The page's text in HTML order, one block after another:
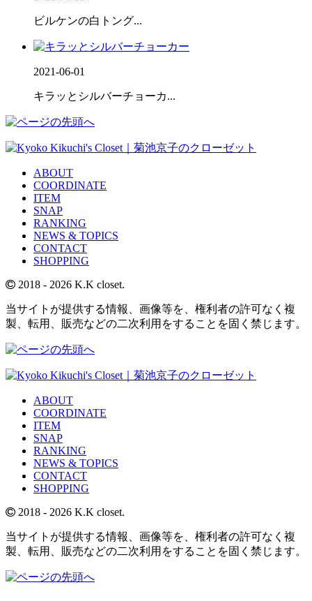
ビルケンの白トング...
2021-06-01
キラッとシルバーチョーカ...
ABOUT
COORDINATE
ITEM
SNAP
RANKING
NEWS & TOPICS
CONTACT
SHOPPING
2018 - 2026 K.K closet.
当サイトが提供する情報、画像等を、権利者の許可なく複
製、転用、販売などの二次利用をすることを固く禁じます。
ABOUT
COORDINATE
ITEM
SNAP
RANKING
NEWS & TOPICS
CONTACT
SHOPPING
2018 - 2026 K.K closet.
当サイトが提供する情報、画像等を、権利者の許可なく複
製、転用、販売などの二次利用をすることを固く禁じます。